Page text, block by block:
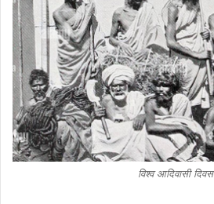
विश्व आदिवासी दिवस